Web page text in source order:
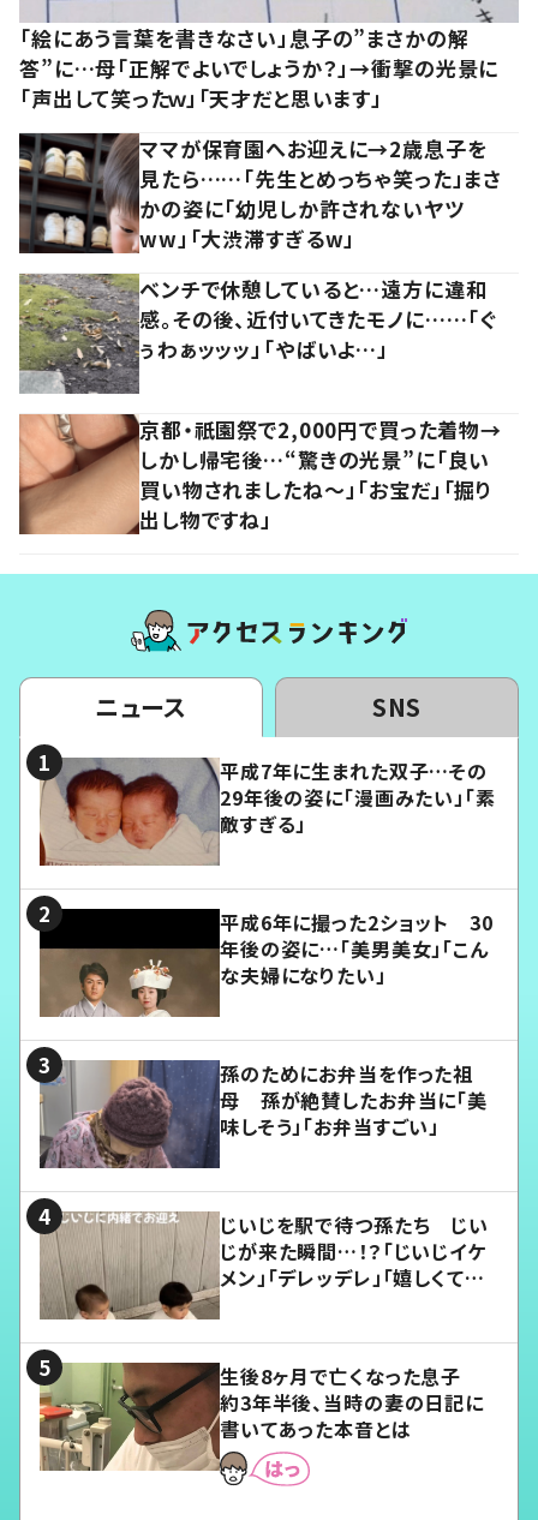
「絵にあう言葉を書きなさい」息子の”まさかの解
答”に…母「正解でよいでしょうか？」→衝撃の光景に
「声出して笑ったｗ」「天才だと思います」
ママが保育園へお迎えに→2歳息子を
見たら……「先生とめっちゃ笑った」まさ
かの姿に「幼児しか許されないヤツ
ww」「大渋滞すぎるw」
ベンチで休憩していると…遠方に違和
感。その後、近付いてきたモノに……「ぐ
ぅわぁッッッ」「やばいよ…」
京都・祇園祭で2,000円で買った着物→
しかし帰宅後…“驚きの光景”に「良い
買い物されましたね～」「お宝だ」「掘り
出し物ですね」
ニュース SNS
平成7年に生まれた双子…その
29年後の姿に「漫画みたい」「素
敵すぎる」
平成6年に撮った2ショット 30
年後の姿に…「美男美女」「こん
な夫婦になりたい」
孫のためにお弁当を作った祖
母 孫が絶賛したお弁当に「美
味しそう」「お弁当すごい」
じいじを駅で待つ孫たち じい
じが来た瞬間…！？「じいじイケ
メン」「デレッデレ」「嬉しくて可
生後8ヶ月で亡くなった息子
約3年半後、当時の妻の日記に
書いてあった本音とは